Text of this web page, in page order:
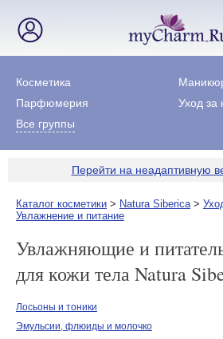
Косметика
Парфюмерия
Уход за
Все группы
Перейти на неадаптивную
Каталог косметики > Natura Siberica>
Увлажнение и питание
Увлажняющие и
для кожи тела Natura
Лосьоны и тоники
Эмульсии, флюиды и молочко